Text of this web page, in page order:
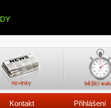
Kontakt Přihlášení